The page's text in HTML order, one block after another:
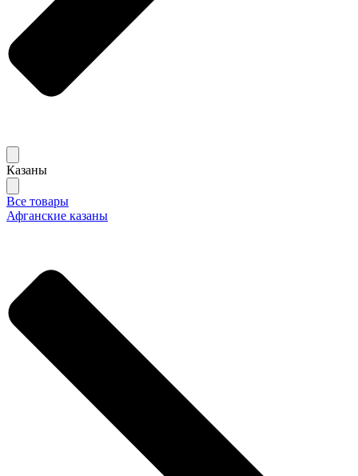
Казаны
Все товары
Афганские казаны